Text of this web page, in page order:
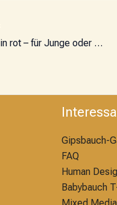
Windelbaby in rot – für Junge oder Mädchen
Gipsbauch-
FAQ
Human
Babybauch